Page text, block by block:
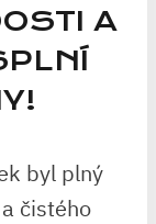
A
byl plný
čistého